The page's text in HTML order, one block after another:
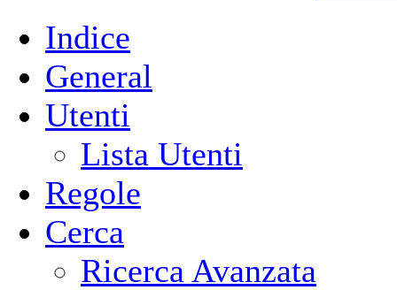
Indice
General
Utenti
Lista Utenti
Regole
Cerca
Ricerca Avanzata